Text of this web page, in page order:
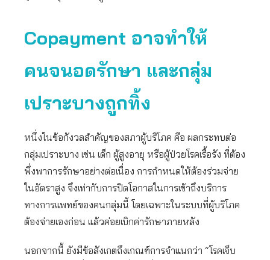
Copayment อาจทำให้
คนจนอดรักษา และกลุ่ม
เปราะบางถูกทิ้ง
หนึ่งในข้อกังวลสำคัญของสภาผู้บริโภค คือ ผลกระทบต่อ
กลุ่มเปราะบาง เช่น เด็ก ผู้สูงอายุ หรือผู้ป่วยโรคเรื้อรัง ที่ต้อง
พึ่งพาการรักษาอย่างต่อเนื่อง การกำหนดให้ต้องร่วมจ่าย
ในอัตราสูง จึงเท่ากับการปิดโอกาสในการเข้าถึงบริการ
ทางการแพทย์ของคนกลุ่มนี้ โดยเฉพาะในระบบที่ผู้บริโภค
ต้องจ่ายเองก่อน แล้วค่อยเบิกค่ารักษาภายหลัง
นอกจากนี้ ยังมีข้อสังเกตถึงเกณฑ์การจำแนกว่า “โรคเจ็บ